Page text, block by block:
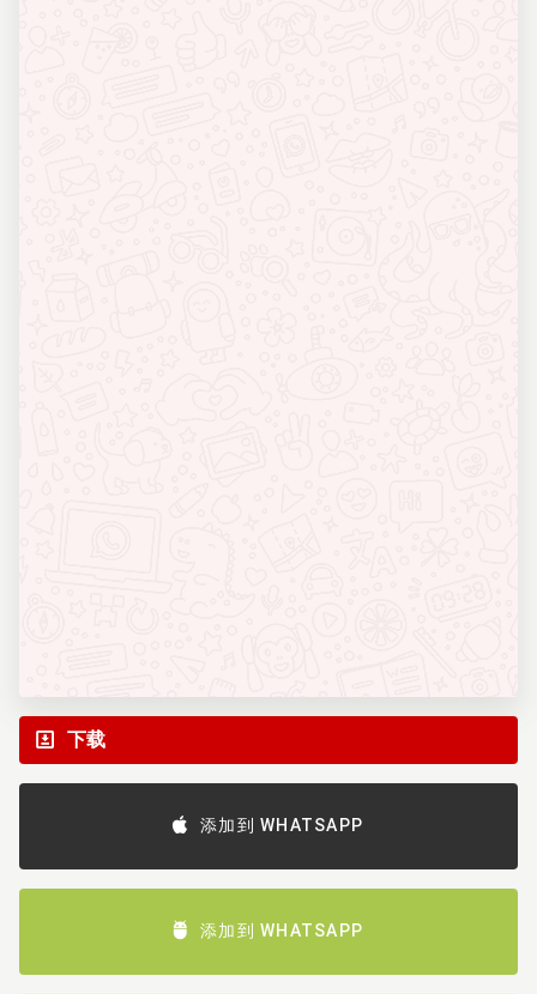
下载
添加到 WHATSAPP
添加到 WHATSAPP